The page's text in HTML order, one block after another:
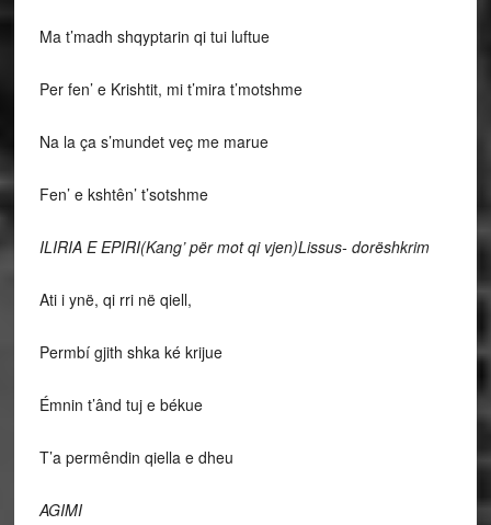
Ma t’madh shqyptarin qi tui luftue
Per fen’ e Krishtit, mi t’mira t’motshme
Na la ça s’mundet veç me marue
Fen’ e kshtên’ t’sotshme
ILIRIA E EPIRI(Kang’ për mot qi vjen)Lissus- dorëshkrim
Ati i ynë, qi rri në qiell,
Permbí gjith shka ké krijue
Émnin t’ând tuj e békue
T’a permêndin qiella e dheu
AGIMI